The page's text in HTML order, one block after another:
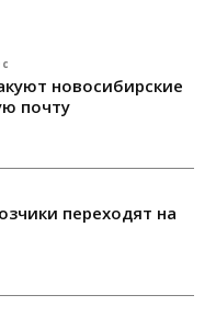
новосибирские
почту
переходят на